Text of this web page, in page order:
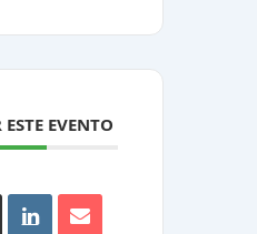
EVENTO